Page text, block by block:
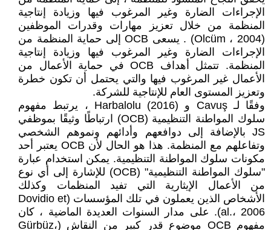
الإجراءات الضارة وغير المرغوب فيها وزيادة إنتاجية
المنظمة من خلال تعزيز مهارات وقدرات الموظفين
(Olcüm ، 2004) . يسعى OCB إلى حماية المنظمة من
الإجراءات الضارة وغير المرغوب فيها وزيادة إنتاجية
المنظمة. تتمثل أهداف OCB في حماية الأعمال من
الأعمال غير المرغوب فيها والتي يحتمل أن تكون خطرة
وتعزيز المستوى العام للإنتاجية للشركة.
وفقًا لـ Cavuş و Harbalolu (2016) ، يرتبط مفهوم
سلوك المواطنة التنظيمية (OCB) ارتباطًا وثيقًا بموظفي
JS بالإضافة إلى دوافعهم وأدائهم ونموهم الشخصي
وتفاعلهم مع المنظمة. هذا هو الحال لأن OCB يعتبر أحد
مكونات سلوك المواطنة التنظيمية. يمكن استخدام عبارة
"سلوك المواطنة التنظيمية" (OCB) للإشارة إلى أي نوع
من الأعمال الإيثارية التي تفيد المنظمات وكذلك
الأشخاص الذين يعملون في تلك المؤسسات (Dovidio et
al.، 2006). على مدار السنوات العديدة الماضية ، كان
مفهوم OCB موضوع قدر كبير من النقاش (Gürbüz،